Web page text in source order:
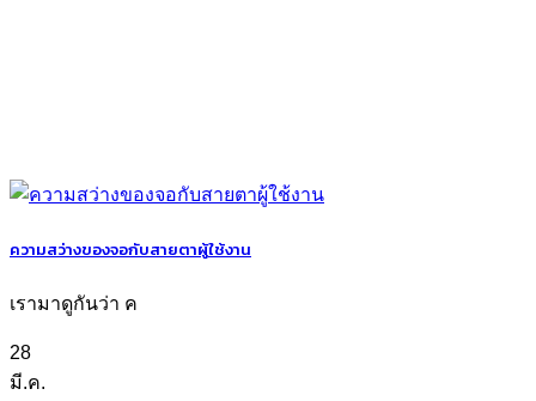
ความสว่างของจอกับสายตาผู้ใช้งาน
เรามาดูกันว่า ค
28
มี.ค.